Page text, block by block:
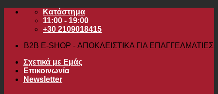
Μετάβαση
περιεχόμενο
Κατάστημα
11:00 - 19:00
+30 2109018415
B2B Ε-SHOP - ΑΠΟΚΛΕΙΣΤΙΚΑ ΓΙΑ ΕΠΑΓΓΕΛΜΑΤΙΕΣ
Σχετικά με Εμάς
Επικοινωνία
Newsletter